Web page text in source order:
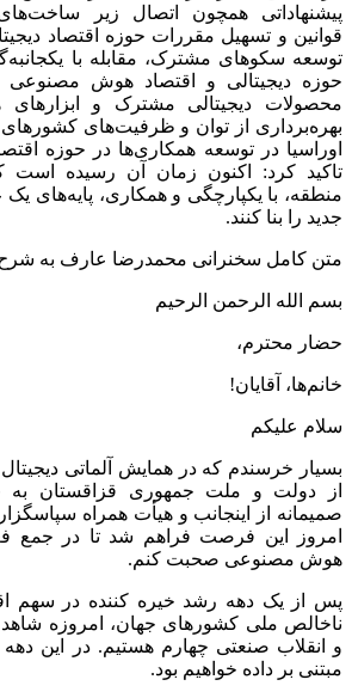
پیشنهاداتی همچون اتصال زیر
قوانین و تسهیل مقررات حوزه اقتصاد
توسعه سکوهای مشترک، مقابله با
حوزه دیجیتالی و اقتصاد هوش
محصولات دیجیتالی مشترک و
بهره‌برداری از توان و ظرفیت‌های
اوراسیا در توسعه همکاری‌ها در حوزه
تاکید کرد: اکنون زمان آن رسیده است
منطقه، با یکپارچگی و همکاری، پایه‌های
جدید را بنا کنند.
متن کامل سخنرانی محمدرضا عارف به
بسم الله الرحمن الرحیم
حضار محترم،
خانم‌ها، آقایان!
سلام علیکم
از دولت و ملت جمهوری قزاقستان به
صمیمانه از اینجانب و هیأت همراه
امروز این فرصت فراهم شد تا در جمع
هوش مصنوعی صحبت کنم.
پس از یک دهه رشد خیره کننده در سهم
ناخالص ملی کشورهای جهان، امروزه
و انقلاب صنعتی چهارم هستیم. در این
مبتنی بر داده خواهیم بود.